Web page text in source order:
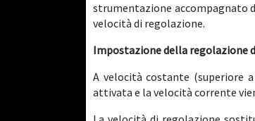
strumentazione accompagnato
velocità di regolazione.
Impostazione della regolazione
A velocità costante (superiore
attivata e la velocità corrente